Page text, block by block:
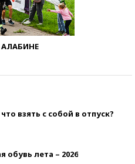
взять с собой в отпуск?
обувь лета – 2026